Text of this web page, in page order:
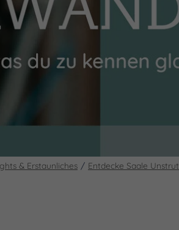
& Erstaunliches Entdecke Saale Unstrut